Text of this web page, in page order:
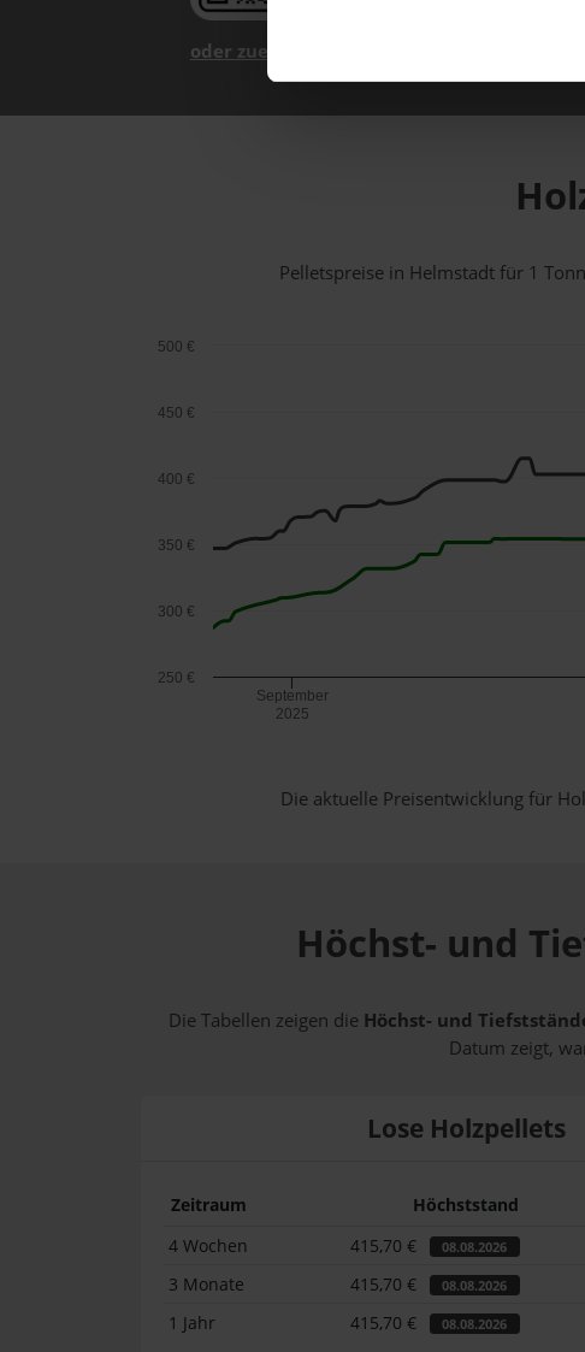
oder zuerst mehr über unsere App erfahren
Pelletspreise in Helmstadt für 1
September
2025
250 €
300 €
350 €
400 €
450 €
500 €
Die aktuelle Preisentwicklung für
Höchst- und
Die Tabellen zeigen die Höchst- und
Datum zeigt,
Lose Holzpellets
Zeitraum Höchststand
4 Wochen
415,70 € 08.08.2026
3 Monate 415,70 € 08.08.2026
1 Jahr 415,70 € 08.08.2026